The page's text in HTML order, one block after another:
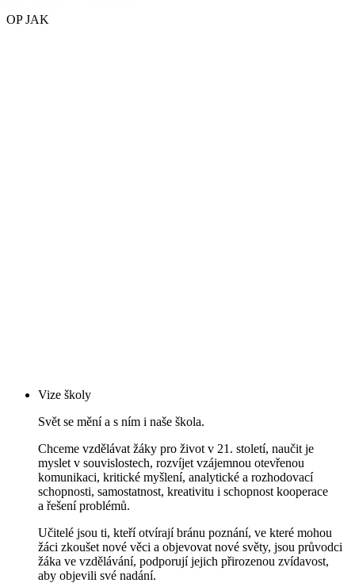
OP JAK
Vize školy
Svět se mění a s ním i naše škola.
Chceme vzdělávat žáky pro život v 21. století, naučit je
myslet v souvislostech, rozvíjet vzájemnou otevřenou
komunikaci, kritické myšlení, analytické a rozhodovací
schopnosti, samostatnost, kreativitu i schopnost kooperace
a řešení problémů.
Učitelé jsou ti, kteří otvírají bránu poznání, ve které mohou
žáci zkoušet nové věci a objevovat nové světy, jsou průvodci
žáka ve vzdělávání, podporují jejich přirozenou zvídavost,
aby objevili své nadání.